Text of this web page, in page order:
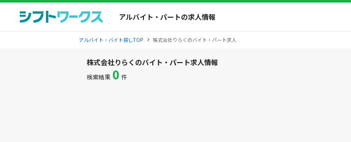
アルバイト・パートの求人情報
アルバイト・バイト探しTOP 株式会社りらくのバイト・パート求人
株式会社りらくのバイト・パート求人情報
検索結果 0 件